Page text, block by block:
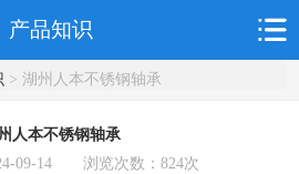
产品知识
> 湖州人本不锈钢轴承
人本不锈钢轴承
09-14 浏览次数：824次